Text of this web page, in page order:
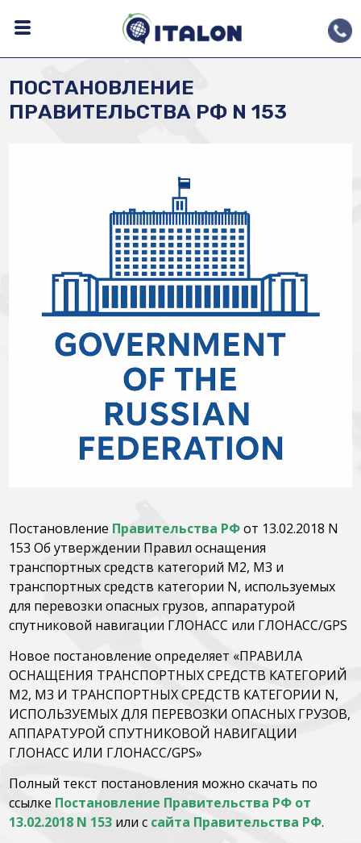
ПОСТАНОВЛЕНИЕ
ПРАВИТЕЛЬСТВА РФ N 153
Постановление Правительства РФот 13.02.2018 N
153 Об утверждении Правил оснащения
транспортных средств категорий М2, М3 и
транспортных средств категории N, используемых
для перевозки опасных грузов, аппаратурой
спутниковой навигации ГЛОНАСС или ГЛОНАСС/GPS
Новое постановление определяет «ПРАВИЛА
ОСНАЩЕНИЯ ТРАНСПОРТНЫХ СРЕДСТВ КАТЕГОРИЙ
М2, М3 И ТРАНСПОРТНЫХ СРЕДСТВ КАТЕГОРИИ N,
ИСПОЛЬЗУЕМЫХ ДЛЯ ПЕРЕВОЗКИ ОПАСНЫХ ГРУЗОВ,
АППАРАТУРОЙ СПУТНИКОВОЙ НАВИГАЦИИ
ГЛОНАСС ИЛИ ГЛОНАСС/GPS»
Полный текст постановления можно скачать по
ссылке Постановление Правительства РФ от
13.02.2018 N 153 или с сайта Правительства РФ.